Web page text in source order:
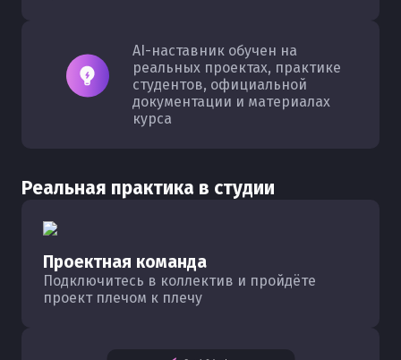
AI-наставник обучен на
реальных проектах, практике
студентов, официальной
документации и материалах
курса
Реальная практика в студии
Проектная команда
Подключитесь в коллектив и пройдёте
проект плечом к плечу